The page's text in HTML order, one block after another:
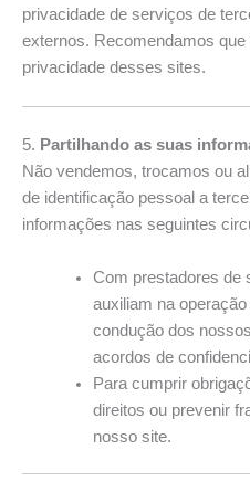
privacidade de serviços de
externos. Recomendamos
privacidade desses sites.
5. Partilhando as suas
Não vendemos, trocamos ou
de identificação pessoal a
informações nas seguintes
Com prestadores de
auxiliam na
condução dos
acordos de
Para cumprir
direitos ou prevenir
nosso site.